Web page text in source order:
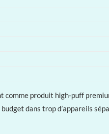
comme produit high-puff
dans trop d’appareils